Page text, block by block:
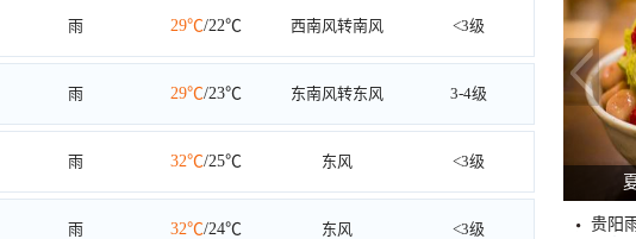
雨 29℃/22℃ 西南风转南风 <3级
雨 29℃/23℃ 东南风转东风 3-4级
雨 32℃/25℃ 东风 <3级
雨 32℃/24℃ 东风 <3级
贵阳